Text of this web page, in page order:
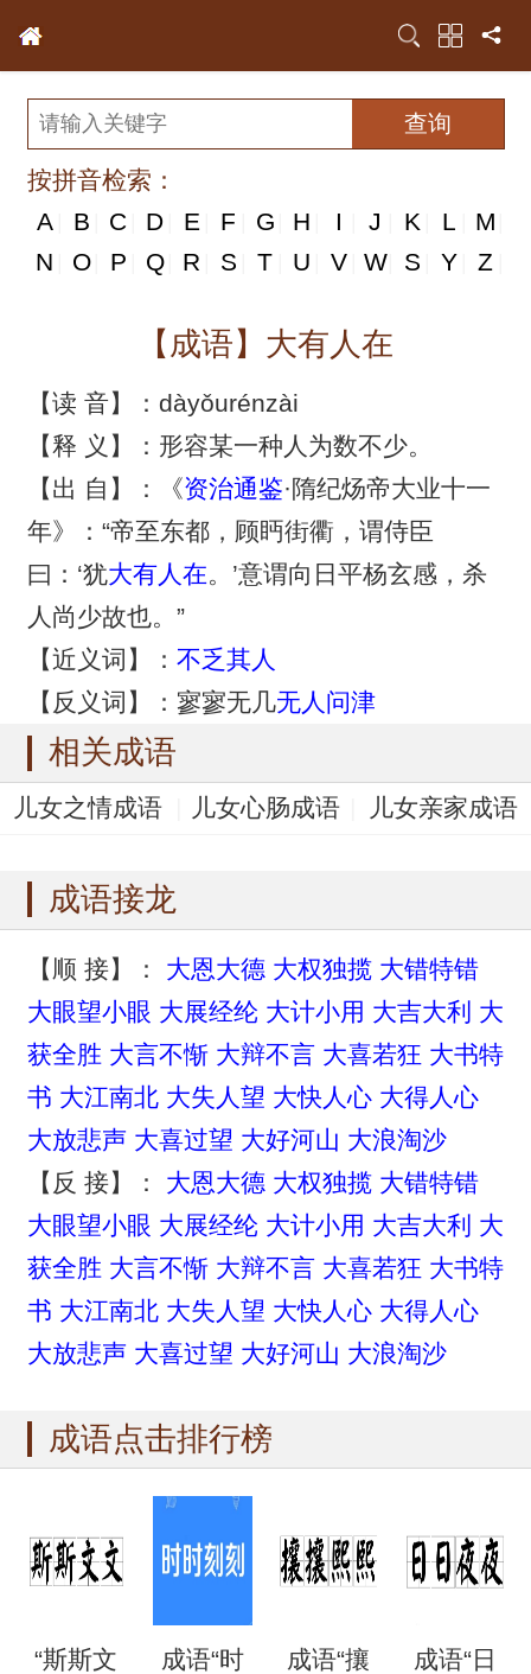
按拼音检索：
A
B C D E F G H I J K L M
N
N O P Q R S T U V W S Y Z
【成语】大有人在
【读 音】：dàyǒurénzài
【释 义】：形容某一种人为数不少。
【出 自】：《资治通鉴·隋纪炀帝大业十一
年》：“帝至东都，顾眄街衢，谓侍臣
曰：‘犹大有人在。’意谓向日平杨玄感，杀
人尚少故也。”
【近义词】： 不乏其人
【反义词】：寥寥无几无人问津
相关成语
儿女之情成语 儿女心肠成语
儿女亲家成语
成语接龙
【顺 接】： 大恩大德 大权独揽 大错特错
大眼望小眼 大展经纶 大计小用 大吉大利 大
获全胜 大言不惭 大辩不言 大喜若狂 大书特
书 大江南北 大失人望 大快人心 大得人心
大放悲声 大喜过望 大好河山 大浪淘沙
【反 接】： 大恩大德 大权独揽 大错特错
大眼望小眼 大展经纶 大计小用 大吉大利 大
获全胜 大言不惭 大辩不言 大喜若狂 大书特
书 大江南北 大失人望 大快人心 大得人心
大放悲声 大喜过望 大好河山 大浪淘沙
成语点击排行榜
“斯斯文 成语“时 成语“攘 成语“日